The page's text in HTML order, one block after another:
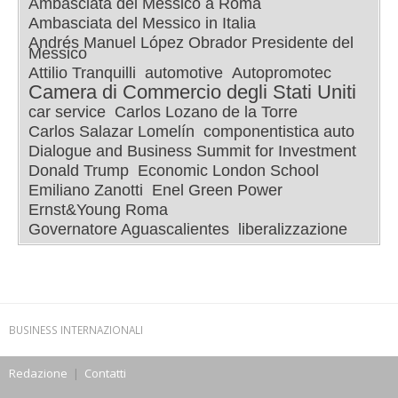
Ambasciata del Messico a Roma
Ambasciata del Messico in Italia
Andrés Manuel López Obrador Presidente del
Messico
Attilio Tranquilli automotive Autopromotec
Camera di Commercio degli Stati Uniti
car service Carlos Lozano de la Torre
Carlos Salazar Lomelín componentistica auto
Dialogue and Business Summit for Investment
Donald Trump Economic London School
Emiliano Zanotti Enel Green Power
Ernst&Young Roma
Governatore Aguascalientes
liberalizzazione
BUSINESS INTERNAZIONALI
Redazione | Contatti